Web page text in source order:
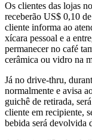
Os clientes das lojas
receberão US$ 0,10
cliente informa ao
xícara pessoal e a
permanecer no café
cerâmica ou vidro na
Já no drive-thru,
normalmente e avisa
guichê de retirada,
cliente em recipiente,
bebida será devolvida